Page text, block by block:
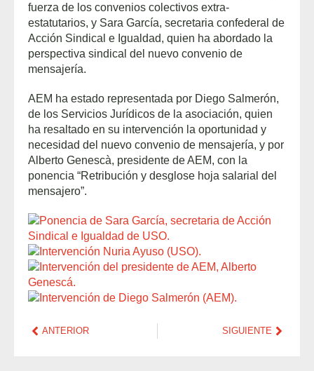
fuerza de los convenios colectivos extra-
estatutarios, y Sara García, secretaria confederal de
Acción Sindical e Igualdad, quien ha abordado la
perspectiva sindical del nuevo convenio de
mensajería.
AEM ha estado representada por Diego Salmerón,
de los Servicios Jurídicos de la asociación, quien
ha resaltado en su intervención la oportunidad y
necesidad del nuevo convenio de mensajería, y por
Alberto Genescà, presidente de AEM, con la
ponencia “Retribución y desglose hoja salarial del
mensajero”.
ANTERIOR SIGUIENTE